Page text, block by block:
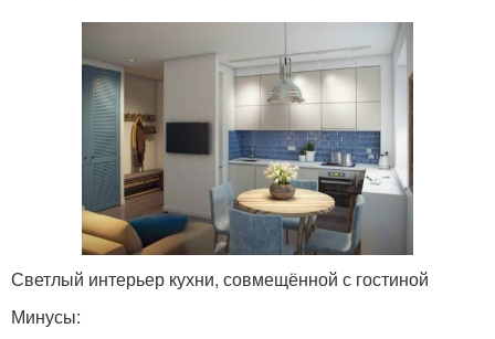
Светлый интерьер кухни, совмещённой с гостиной
Минусы: